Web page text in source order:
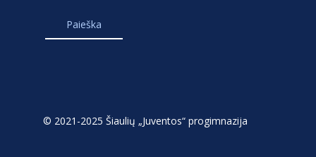
© 2021-2025 Šiaulių „Juventos“ progimnazija